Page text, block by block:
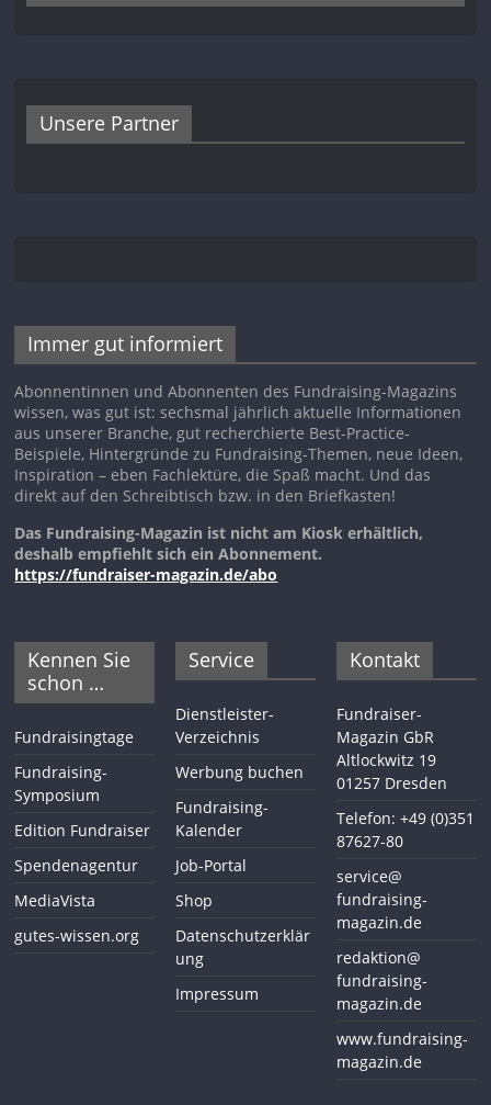
Unsere Partner
Immer gut informiert
Abonnentinnen und Abonnenten des Fundraising-Magazins
wissen, was gut ist: sechsmal jährlich aktuelle Informationen
aus unserer Branche, gut recherchierte Best-Practice-
Beispiele, Hintergründe zu Fundraising-Themen, neue Ideen,
Inspiration – eben Fachlektüre, die Spaß macht. Und das
direkt auf den Schreibtisch bzw. in den Briefkasten!
Das Fundraising-Magazin ist nicht am Kiosk erhältlich,
deshalb empfiehlt sich ein Abonnement.
https://fundraiser-magazin.de/abo
Kennen Sie
schon …
Fundraisingtage
Fundraising-
Symposium
Edition Fundraiser
Spendenagentur
MediaVista
gutes-wissen.org
Service
Dienstleister-
Verzeichnis
Werbung buchen
Fundraising-
Kalender
Job-Portal
Shop
Datenschutzerklär
ung
Impressum
Kontakt
Fundraiser-
Magazin GbR
Altlockwitz 19
01257 Dresden
Telefon: +49 (0)351
87627-80
service@
fundraising-
magazin.de
redaktion@
fundraising-
magazin.de
www.fundraising-
magazin.de